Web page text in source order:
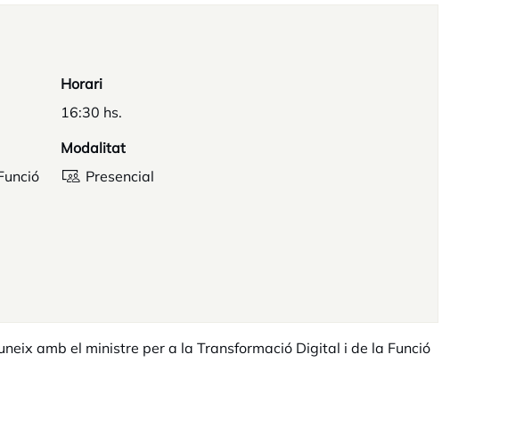
Horari
16:30 hs.
Modalitat
Presencial
amb el ministre per a la Transformació Digital i de la Funció